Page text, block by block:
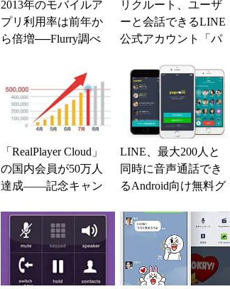
2013年のモバイルア
プリ利用率は前年か
ら倍増──Flurry調べ
リクルート、ユーザ
ーと会話できるLINE
公式アカウント「パ
「RealPlayer Cloud」
の国内会員が50万人
達成――記念キャン
LINE、最大200人と
同時に音声通話でき
るAndroid向け無料グ
opcorn...